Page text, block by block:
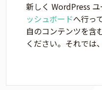
新しく WordPress ユ
ッシュボードへ行っ
自のコンテンツを含
ください。それでは